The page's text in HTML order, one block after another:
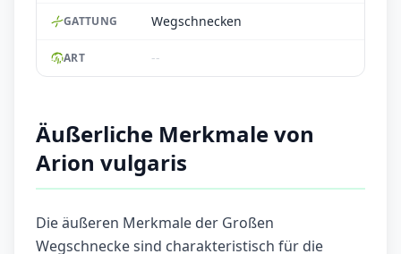
GATTUNG Wegschnecken
ART --
Äußerliche Merkmale von
Arion vulgaris
Die äußeren Merkmale der Großen
Wegschnecke sind charakteristisch für die